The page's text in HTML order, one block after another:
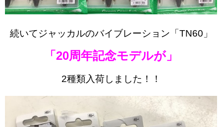
続いてジャッカルのバイブレーション「TN60」
「20周年記念モデルが」
2種類入荷しました！！